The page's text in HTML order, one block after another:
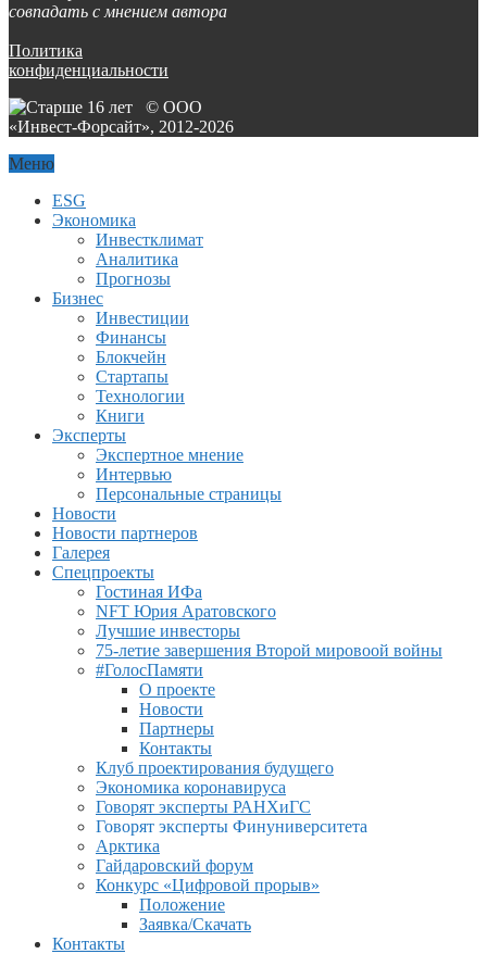
совпадать с мнением автора
Политика
конфиденциальности
© ООО
«Инвест-Форсайт», 2012-2026
Меню
ESG
Экономика
Инвестклимат
Аналитика
Прогнозы
Бизнес
Инвестиции
Финансы
Блокчейн
Стартапы
Технологии
Книги
Эксперты
Экспертное мнение
Интервью
Персональные страницы
Новости
Новости партнеров
Галерея
Спецпроекты
Гостиная ИФа
NFT Юрия Аратовского
Лучшие инвесторы
75-летие завершения Второй мировоой войны
#ГолосПамяти
О проекте
Новости
Партнеры
Контакты
Клуб проектирования будущего
Экономика коронавируса
Говорят эксперты РАНХиГС
Говорят эксперты Финуниверситета
Арктика
Гайдаровский форум
Конкурс «Цифровой прорыв»
Положение
Заявка/Скачать
Контакты